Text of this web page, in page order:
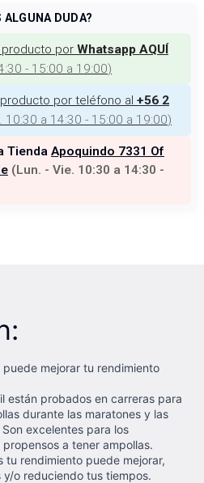
ALGUNA DUDA?
por Whatsapp AQUÍ
- 15:00 a 19:00)
por teléfono al +56 2
10:30 a 14:30 - 15:00 a 19:00)
Tienda Apoquindo 7331 Of
(Lun. - Vie. 10:30 a 14:30 -
mejorar tu rendimiento
están probados en carreras para
durante las maratones y las
excelentes para los
a tener ampollas.
tu rendimiento puede mejorar,
o reduciendo tus tiempos.